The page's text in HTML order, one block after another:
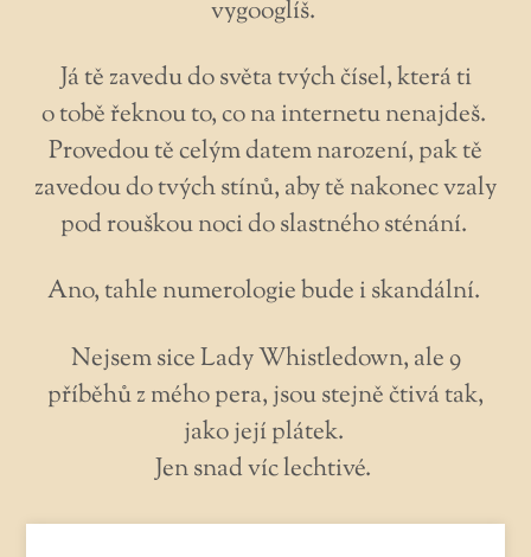
vygooglíš.
Já tě zavedu do světa tvých čísel, která ti
o tobě řeknou to, co na internetu nenajdeš.
Provedou tě celým datem narození, pak tě
zavedou do tvých stínů, aby tě nakonec vzaly
pod rouškou noci do slastného sténání.
Ano, tahle numerologie bude i skandální.
Nejsem sice Lady Whistledown, ale 9
příběhů z mého pera, jsou stejně čtivá tak,
jako její plátek.
Jen snad víc lechtivé.